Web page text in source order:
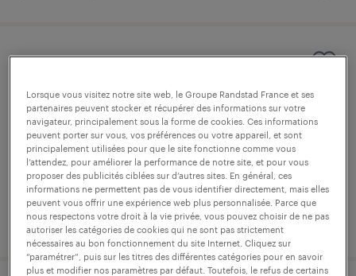
agent de production agroalimentaire
rezé, loire-atlantique
intérim
12,39 € par heure
publié le 3 août 2026
Lorsque vous visitez notre site web, le Groupe Randstad France et ses
partenaires peuvent stocker et récupérer des informations sur votre
navigateur, principalement sous la forme de cookies. Ces informations
peuvent porter sur vous, vos préférences ou votre appareil, et sont
principalement utilisées pour que le site fonctionne comme vous
l’attendez, pour améliorer la performance de notre site, et pour vous
proposer des publicités ciblées sur d’autres sites. En général, ces
informations ne permettent pas de vous identifier directement, mais elles
peuvent vous offrir une expérience web plus personnalisée. Parce que
nous respectons votre droit à la vie privée, vous pouvez choisir de ne pas
autoriser les catégories de cookies qui ne sont pas strictement
nécessaires au bon fonctionnement du site Internet. Cliquez sur
“paramétrer”, puis sur les titres des différentes catégories pour en savoir
plus et modifier nos paramètres par défaut. Toutefois, le refus de certains